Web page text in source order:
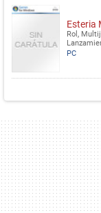
Esteria
Rol,
PC